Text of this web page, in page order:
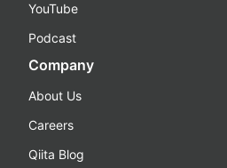
YouTube
Podcast
Company
About Us
Careers
Qiita Blog